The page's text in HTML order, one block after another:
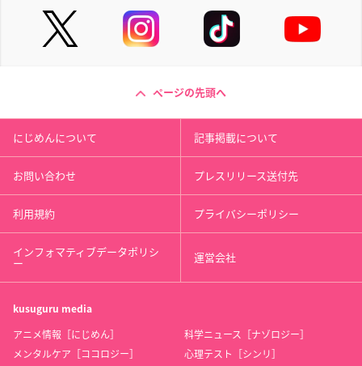
ページの先頭へ
にじめんについて 記事掲載について
お問い合わせ プレスリリース送付先
利用規約 プライバシーポリシー
インフォマティブデータポリシ
ー 運営会社
kusuguru media
アニメ情報［にじめん］
科学ニュース［ナゾロジー］
メンタルケア［ココロジー］
心理テスト［シンリ］